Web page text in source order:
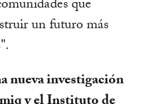
que
un futuro más
nueva investigación